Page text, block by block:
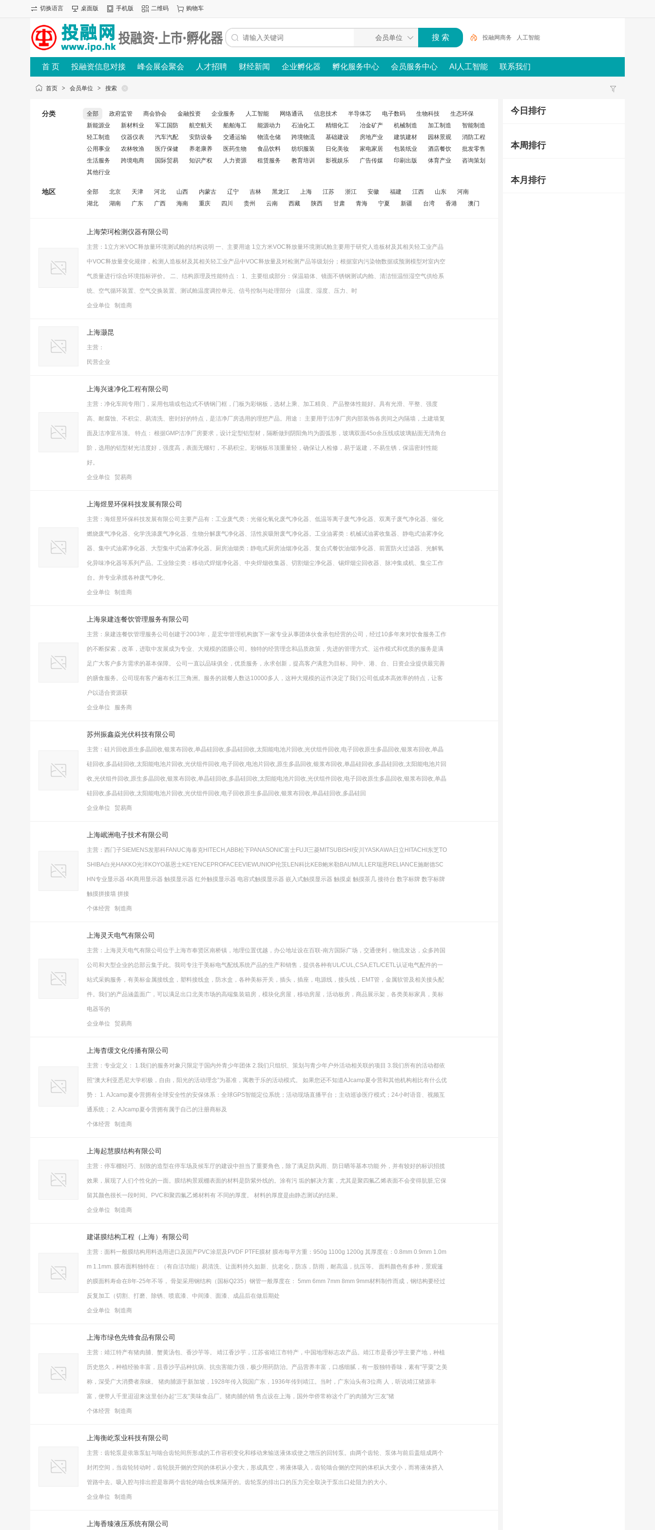
切换语言 桌面版 手机版 二维码 购物车
投融网商务 人工智能
首 页 投融资信息对接 峰会展会聚会 人才招聘 财经新闻 企业孵化器 孵化服务中心 会员服务中心 AI人工智能 联系我们
首页 > 会员单位 > 搜索
分类 全部 政府监管 商会协会 金融投资 企业服务 人工智能 网络通讯 信息技术 半导体芯 电子数码 生物科技
生态环保
新能源业
新材料业 军工国防 航空航天 船舶海工 能源动力 石油化工 精细化工 冶金矿产 机械制造 加工制造
智能制造
轻工制造
仪器仪表 汽车汽配 安防设备 交通运输 物流仓储 跨境物流 基础建设 房地产业 建筑建材 园林景观
消防工程
公用事业
农林牧渔 医疗保健 养老康养 医药生物 食品饮料 纺织服装 日化美妆 家电家居 包装纸业 酒店餐饮
批发零售
生活服务
跨境电商 国际贸易 知识产权 人力资源 租赁服务 教育培训 影视娱乐 广告传媒 印刷出版 体育产业
咨询策划
其他行业
地区 全部 北京 天津 河北 山西 内蒙古 辽宁 吉林 黑龙江 上海 江苏 浙江 安徽 福建 江西 山东
河南
湖北
湖南 广东 广西 海南 重庆 四川 贵州 云南 西藏 陕西 甘肃 青海 宁夏 新疆 台湾 香港 澳门
上海荣珂检测仪器有限公司
主营：1立方米VOC释放量环境测试舱的结构说明 一、主要用途 1立方米VOC释放量环境测试舱主要用于研究人造板材及其相关轻工业产品
中VOC释放量变化规律，检测人造板材及其相关轻工业产品中VOC释放量及对检测产品等级划分；根据室内污染物数据或预测模型对室内空
气质量进行综合环境指标评价。 二、结构原理及性能特点： 1、主要组成部分：保温箱体、镜面不锈钢测试内舱、清洁恒温恒湿空气供给系
统、空气循环装置、空气交换装置、测试舱温度调控单元、信号控制与处理部分 （温度、湿度、压力、时
企业单位 制造商
上海灏昆
主营：
民营企业
上海兴速净化工程有限公司
主营：净化车间专用门，采用包墙或包边式不锈钢门框，门板为彩钢板，选材上乘、加工精良、产品整体性能好。具有光滑、平整、强度
高、耐腐蚀、不积尘、易清洗、密封好的特点，是洁净厂房选用的理想产品。用途： 主要用于洁净厂房内部装饰各房间之内隔墙，土建墙复
面及洁净室吊顶。 特点： 根据GMP洁净厂房要求，设计定型铝型材，隔断做到阴阳角均为圆弧形，玻璃双面45o余压线或玻璃贴面无清角台
阶，选用的铝型材光洁度好，强度高，表面无螺钉，不易积尘。彩钢板吊顶重量轻，确保让人检修，易于返建，不易生锈，保温密封性能
好。
企业单位 贸易商
上海煜昱环保科技发展有限公司
主营：海煜昱环保科技发展有限公司主要产品有：工业废气类：光催化氧化废气净化器、低温等离子废气净化器、双离子废气净化器、催化
燃烧废气净化器、化学洗涤废气净化器、生物分解废气净化器、活性炭吸附废气净化器。工业油雾类：机械试油雾收集器、静电式油雾净化
器、集中式油雾净化器、大型集中式油雾净化器。厨房油烟类：静电式厨房油烟净化器、复合式餐饮油烟净化器、前置防火过滤器、光解氧
化异味净化器等系列产品。工业除尘类：移动式焊烟净化器、中央焊烟收集器、切割烟尘净化器、锡焊烟尘回收器、脉冲集成机、集尘工作
台。并专业承揽各种废气净化、
企业单位 制造商
上海泉建连餐饮管理服务有限公司
主营：泉建连餐饮管理服务公司创建于2003年，是宏华管理机构旗下一家专业从事团体伙食承包经营的公司，经过10多年来对饮食服务工作
的不断探索，改革，进取中发展成为专业、大规模的团膳公司。独特的经营理念和品质政策，先进的管理方式、运作模式和优质的服务是满
足广大客户多方需求的基本保障。 公司一直以品味俱全，优质服务，永求创新，提高客户满意为目标。同中、港、台、日资企业提供最完善
的膳食服务。公司现有客户遍布长江三角洲。服务的就餐人数达10000多人，这种大规模的运作决定了我们公司低成本高效率的特点，让客
户以适合资源获
企业单位 服务商
苏州振鑫焱光伏科技有限公司
主营：硅片回收原生多晶回收,银浆布回收,单晶硅回收,多晶硅回收,太阳能电池片回收,光伏组件回收,电子回收原生多晶回收,银浆布回收,单晶
硅回收,多晶硅回收,太阳能电池片回收,光伏组件回收,电子回收,电池片回收,原生多晶回收,银浆布回收,单晶硅回收,多晶硅回收,太阳能电池片回
收,光伏组件回收,原生多晶回收,银浆布回收,单晶硅回收,多晶硅回收,太阳能电池片回收,光伏组件回收,电子回收原生多晶回收,银浆布回收,单晶
硅回收,多晶硅回收,太阳能电池片回收,光伏组件回收,电子回收原生多晶回收,银浆布回收,单晶硅回收,多晶硅回
企业单位 贸易商
上海岷洲电子技术有限公司
主营：西门子SIEMENS发那科FANUC海泰克HITECH,ABB松下PANASONIC富士FUJI三菱MITSUBISHI安川YASKAWA日立HITACHI东芝TO
SHIBA白光HAKKO光洋KOYO基恩士KEYENCEPROFACEEVIEWUNIOP伦茨LEN科比KEB鲍米勒BAUMULLER瑞恩RELIANCE施耐德SC
HN专业显示器 4K商用显示器 触摸显示器 红外触摸显示器 电容式触摸显示器 嵌入式触摸显示器 触摸桌 触摸茶几 接待台 数字标牌 数字标牌
触摸拼接墙 拼接
个体经营 制造商
上海灵天电气有限公司
主营：上海灵天电气有限公司位于上海市奉贤区南桥镇，地理位置优越，办公地址设在百联-南方国际广场，交通便利，物流发达，众多跨国
公司和大型企业的总部云集于此。我司专注于美标电气配线系统产品的生产和销售，提供各种有UL/CUL,CSA,ETL/CETL认证电气配件的一
站式采购服务，有美标金属接线盒，塑料接线盒，防水盒，各种美标开关，插头，插座，电源线，接头线，EMT管，金属软管及相关接头配
件。我们的产品涵盖面广，可以满足出口北美市场的高端集装箱房，模块化房屋，移动房屋，活动板房，商品展示架，各类美标家具，美标
电器等的
企业单位 贸易商
上海杳缓文化传播有限公司
主营：专业定义： 1.我们的服务对象只限定于国内外青少年团体 2.我们只组织、策划与青少年户外活动相关联的项目 3.我们所有的活动都依
照“澳大利亚悉尼大学积极，自由，阳光的活动理念”为基准，寓教于乐的活动模式。 如果您还不知道AJcamp夏令营和其他机构相比有什么优
势： 1. AJcamp夏令营拥有全球安全性的安保体系：全球GPS智能定位系统；活动现场直播平台；主动巡诊医疗模式；24小时语音、视频互
通系统； 2. AJcamp夏令营拥有属于自己的注册商标及
个体经营 制造商
上海起慧膜结构有限公司
主营：停车棚轻巧、别致的造型在停车场及候车厅的建设中担当了重要角色，除了满足防风雨、防日晒等基本功能 外，并有较好的标识招揽
效果，展现了人们个性化的一面。膜结构景观棚表面的材料是防紫外线的。涂有污 垢的解决方案，尤其是聚四氟乙烯表面不会变得肮脏,它保
留其颜色很长一段时间。PVC和聚四氟乙烯材料有 不同的厚度。 材料的厚度是由静态测试的结果。
企业单位 制造商
建谌膜结构工程（上海）有限公司
主营：面料一般膜结构用料选用进口及国产PVC涂层及PVDF PTFE膜材 膜布每平方重：950g 1100g 1200g 其厚度在：0.8mm 0.9mm 1.0m
m 1.1mm. 膜布面料独特在：（有自洁功能）易清洗、让面料持久如新、抗老化，防冻，防雨，耐高温，抗压等。 面料颜色有多种，景观篷
的膜面料寿命在8年-25年不等， 骨架采用钢结构（国标Q235）钢管一般厚度在： 5mm 6mm 7mm 8mm 9mm材料制作而成，钢结构要经过
反复加工（切割、打磨、除锈、喷底漆、中间漆、面漆、成品后在做后期处
企业单位 制造商
上海市绿色先锋食品有限公司
主营：靖江特产有猪肉脯、蟹黄汤包、香沙芋等。 靖江香沙芋，江苏省靖江市特产，中国地理标志农产品。靖江市是香沙芋主要产地，种植
历史悠久，种植经验丰富，且香沙芋品种抗病、抗虫害能力强，极少用药防治。产品营养丰富，口感细腻，有一股独特香味，素有“芋粟”之美
称，深受广大消费者亲睐。 猪肉脯源于新加坡，1928年传入我国广东，1936年传到靖江。当时，广东汕头有3位商 人，听说靖江猪源丰
富，便带人千里迢迢来这里创办起“三友”美味食品厂。猪肉脯的销 售点设在上海，国外华侨常称这个厂的肉脯为“三友”猪
个体经营 制造商
上海衡屹泵业科技有限公司
主营：齿轮泵是依靠泵缸与啮合齿轮间所形成的工作容积变化和移动来输送液体或使之增压的回转泵。由两个齿轮、泵体与前后盖组成两个
封闭空间，当齿轮转动时，齿轮脱开侧的空间的体积从小变大，形成真空，将液体吸入，齿轮啮合侧的空间的体积从大变小，而将液体挤入
管路中去。吸入腔与排出腔是靠两个齿轮的啮合线来隔开的。齿轮泵的排出口的压力完全取决于泵出口处阻力的大小。
企业单位 制造商
上海香臻液压系统有限公司
今日排行
本周排行
本月排行